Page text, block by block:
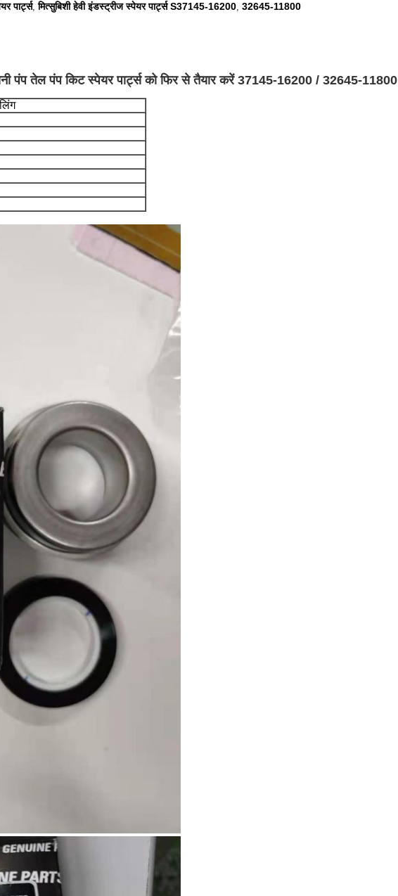
पार्ट्स,मित्सुबिशी हेवी इंडस्ट्रीज स्पेयर पार्ट्स S37145-16200, 32645-11800
पंप तेल पंप किट स्पेयर पार्ट्स को फिर से तैयार करें 37145-16200 / 32645-11800